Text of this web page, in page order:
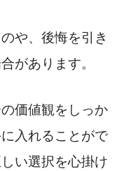
や、後悔を引き
があります。
価値観をしっか
入れることがで
い選択を心掛け